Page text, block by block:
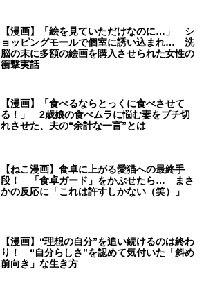
【漫画】「絵を見ていただけなのに…」 シ
ョッピングモールで個室に誘い込まれ… 洗
脳の末に多額の絵画を購入させられた女性の
衝撃実話
【漫画】「食べるならとっくに食べさせて
る！」 2歳娘の食べムラに悩む妻をブチ切
れさせた、夫の“余計な一言”とは
【ねこ漫画】食卓に上がる愛猫への最終手
段！ 「食卓ガード」をかぶせたら… まさ
かの反応に「これは許すしかない（笑）」
【漫画】“理想の自分”を追い続けるのは終わ
り！ “自分らしさ”を認めて気付いた「斜め
前向き」な生き方